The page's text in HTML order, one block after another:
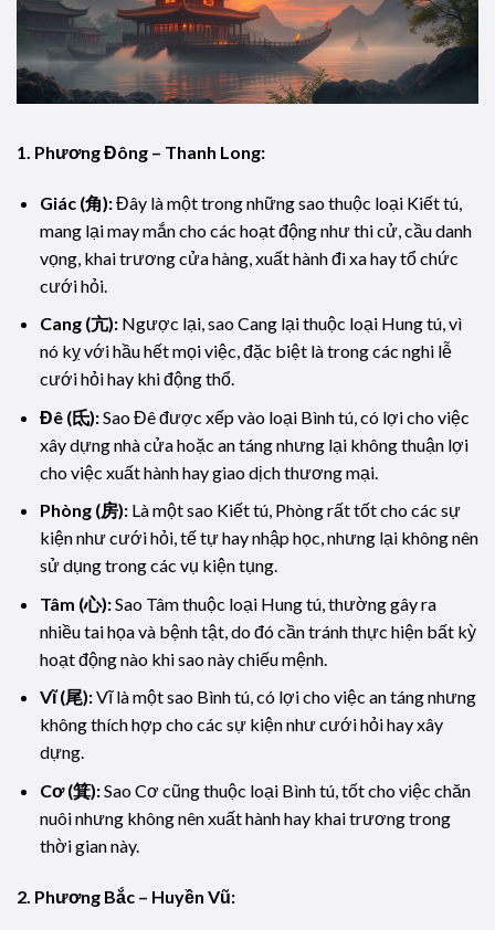
1. Phương Đông – Thanh Long:
Giác (角):Đây là một trong những sao thuộc loại Kiết tú,
mang lại may mắn cho các hoạt động như thi cử, cầu danh
vọng, khai trương cửa hàng, xuất hành đi xa hay tổ chức
cưới hỏi.
Cang (亢):Ngược lại, sao Cang lại thuộc loại Hung tú, vì
nó kỵ với hầu hết mọi việc, đặc biệt là trong các nghi lễ
cưới hỏi hay khi động thổ.
Đê (氐):Sao Đê được xếp vào loại Bình tú, có lợi cho việc
xây dựng nhà cửa hoặc an táng nhưng lại không thuận lợi
cho việc xuất hành hay giao dịch thương mại.
Phòng (房):Là một sao Kiết tú, Phòng rất tốt cho các sự
kiện như cưới hỏi, tế tự hay nhập học, nhưng lại không nên
sử dụng trong các vụ kiện tụng.
Tâm (心):Sao Tâm thuộc loại Hung tú, thường gây ra
nhiều tai họa và bệnh tật, do đó cần tránh thực hiện bất kỳ
hoạt động nào khi sao này chiếu mệnh.
Vĩ (尾):Vĩ là một sao Bình tú, có lợi cho việc an táng nhưng
không thích hợp cho các sự kiện như cưới hỏi hay xây
dựng.
Cơ (箕):Sao Cơ cũng thuộc loại Bình tú, tốt cho việc chăn
nuôi nhưng không nên xuất hành hay khai trương trong
thời gian này.
2. Phương Bắc – Huyền Vũ: